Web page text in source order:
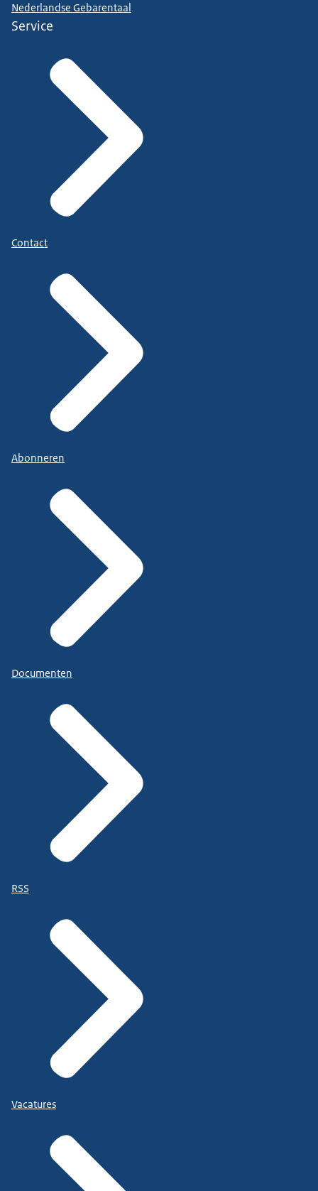
Nederlandse Gebarentaal
Service
Contact
Abonneren
Documenten
RSS
Vacatures